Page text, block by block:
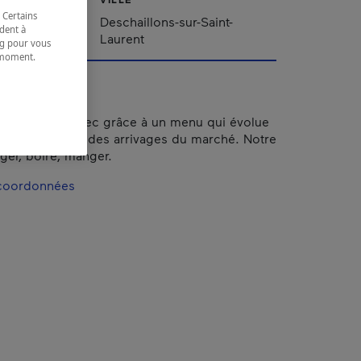
Deschaillons-sur-Saint-
Laurent
du-Québec grâce à un menu qui évolue
au rythme des arrivages du marché. Notre
boire, manger.
à
pour vous